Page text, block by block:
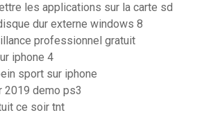
les applications sur la carte sd
dur externe windows 8
professionnel gratuit
iphone 4
sport sur iphone
2019 demo ps3
ce soir tnt